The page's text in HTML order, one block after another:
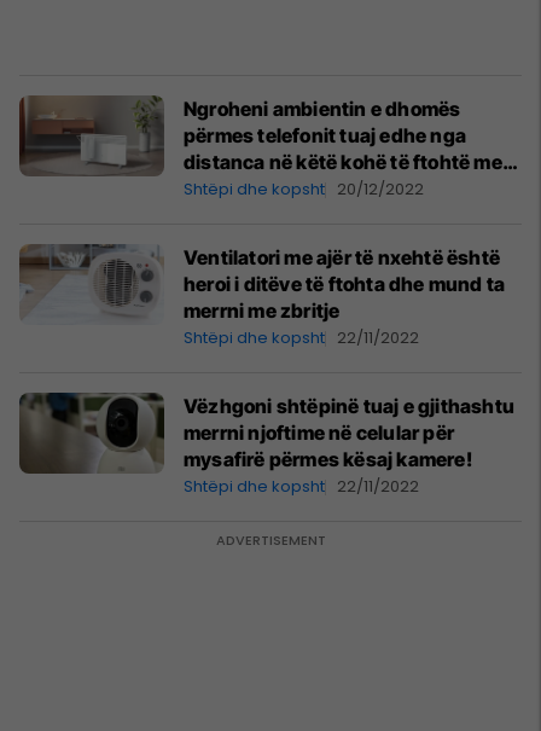
Ngroheni ambientin e dhomës
përmes telefonit tuaj edhe nga
distanca në këtë kohë të ftohtë me
këtë pajisje
Shtëpi dhe kopsht 20/12/2022
Ventilatori me ajër të nxehtë është
heroi i ditëve të ftohta dhe mund ta
merrni me zbritje
Shtëpi dhe kopsht 22/11/2022
Vëzhgoni shtëpinë tuaj e gjithashtu
merrni njoftime në celular për
mysafirë përmes kësaj kamere!
Shtëpi dhe kopsht 22/11/2022